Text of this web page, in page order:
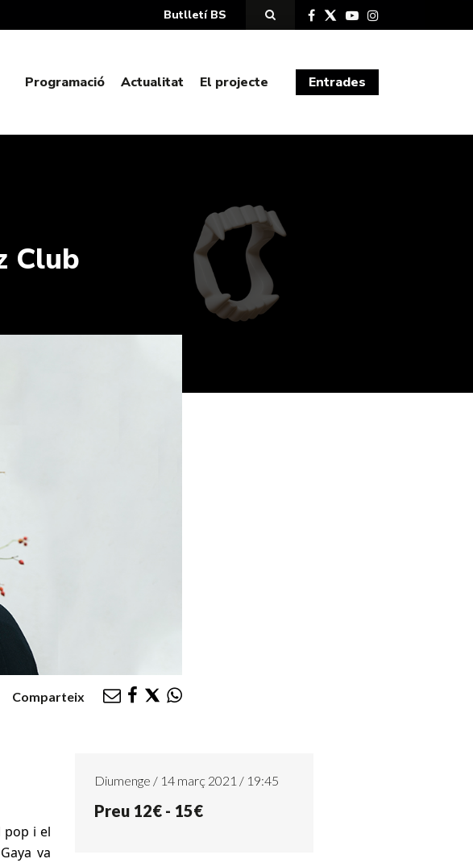
Butlletí BS
Programació Actualitat El projecte Entrades
Club
Comparteix
pop i el
va
Diumenge / 14 març 2021 / 19:45
Preu 12€ - 15€